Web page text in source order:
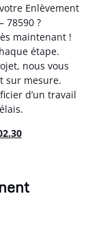
Enlèvement
78590 ?
maintenant !
étape.
nous vous
sur mesure.
d’un travail